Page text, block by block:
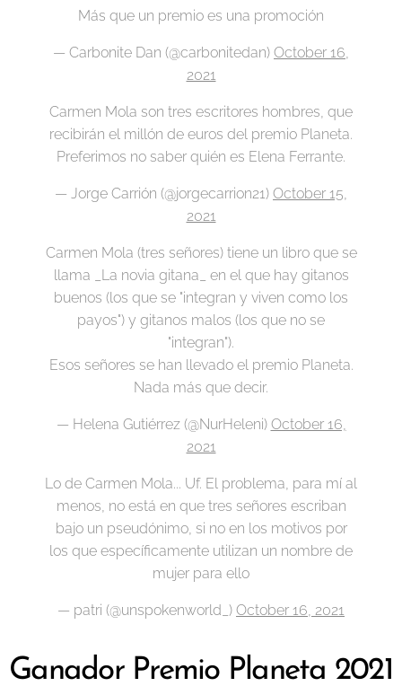
Más que un premio es una promoción
— Carbonite Dan (@carbonitedan) October 16,
2021
Carmen Mola son tres escritores hombres, que
recibirán el millón de euros del premio Planeta.
Preferimos no saber quién es Elena Ferrante.
— Jorge Carrión (@jorgecarrion21) October 15,
2021
Carmen Mola (tres señores) tiene un libro que se
llama _La novia gitana_ en el que hay gitanos
buenos (los que se "integran y viven como los
payos") y gitanos malos (los que no se
"integran").
Esos señores se han llevado el premio Planeta.
Nada más que decir.
— Helena Gutiérrez (@NurHeleni) October 16,
2021
Lo de Carmen Mola... Uf. El problema, para mí al
menos, no está en que tres señores escriban
bajo un pseudónimo, si no en los motivos por
los que específicamente utilizan un nombre de
mujer para ello
— patri (@unspokenworld_) October 16, 2021
Ganador Premio Planeta 2021